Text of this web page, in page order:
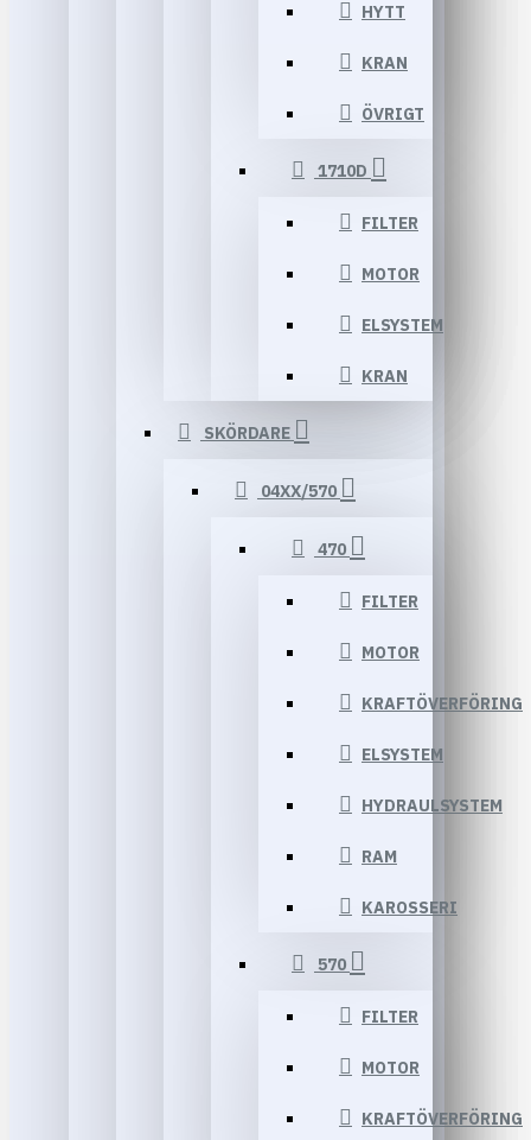
HYTT
KRAN
ÖVRIGT
1710D
FILTER
MOTOR
ELSYSTEM
KRAN
SKÖRDARE
04XX/570
470
FILTER
MOTOR
KRAFTÖVERFÖRING
ELSYSTEM
HYDRAULSYSTEM
RAM
KAROSSERI
570
FILTER
MOTOR
KRAFTÖVERFÖRING